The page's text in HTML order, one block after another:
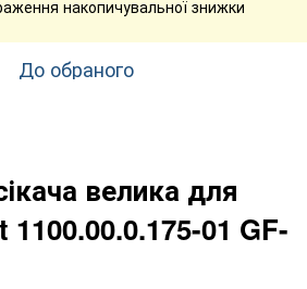
накопичувальної знижки
До обраного
велика для
1100.00.0.175-01 GF-